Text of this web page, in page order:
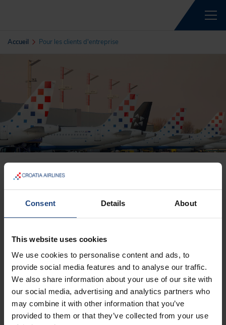
Consent Details About
This website uses cookies
We use cookies to personalise content and ads, to
provide social media features and to analyse our traffic.
We also share information about your use of our site with
our social media, advertising and analytics partners who
may combine it with other information that you’ve
provided to them or that they’ve collected from your use
Accueil Pour les clients d'entreprise
Pour les clients d'entreprise
Coopération commerciale